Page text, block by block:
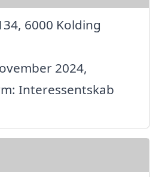
6000 Kolding
2024,
Interessentskab